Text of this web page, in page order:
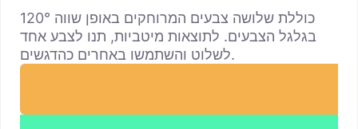
כוללת שלושה צבעים המרוחקים באופן שווה 120°
בגלגל הצבעים. לתוצאות מיטביות, תנו לצבע אחד
לשלוט והשתמשו באחרים כהדגשים.